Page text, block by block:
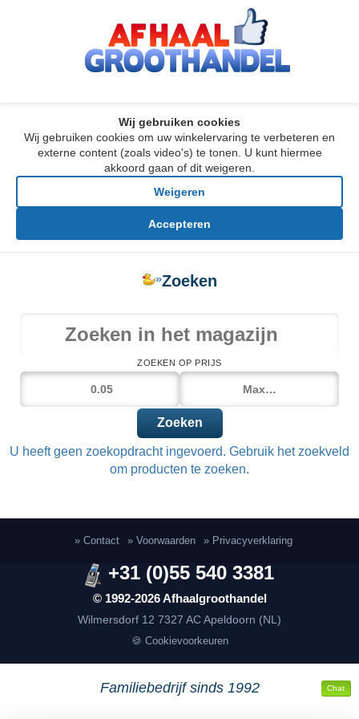
Wij gebruiken cookies
Wij gebruiken cookies om uw winkelervaring te verbeteren en
externe content (zoals video's) te tonen. U kunt hiermee
akkoord gaan of dit weigeren.
Weigeren
Accepteren
Chat
»Zoeken
ZOEKEN OP PRIJS
Zoeken
U heeft geen zoekopdracht ingevoerd. Gebruik het zoekveld
om producten te zoeken.
» Contact » Voorwaarden » Privacyverklaring
© 1992-2026 Afhaalgroothandel
Wilmersdorf 12 7327 AC Apeldoorn (NL)
+31 (0)55 540 3381
🍪 Cookievoorkeuren
Familiebedrijf sinds 1992